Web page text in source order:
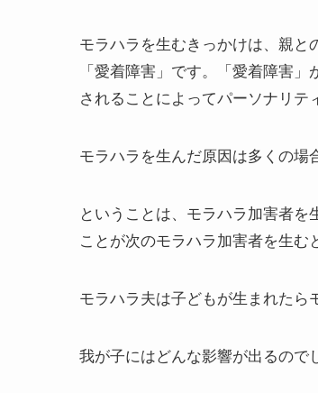
モラハラを生むきっかけは、親と
「愛着障害」です。「愛着障害
されることによってパーソナリテ
モラハラを生んだ原因は多くの場
ということは、モラハラ加害者を
ことが次のモラハラ加害者を生む
モラハラ夫は子どもが生まれたら
我が子にはどんな影響が出るので